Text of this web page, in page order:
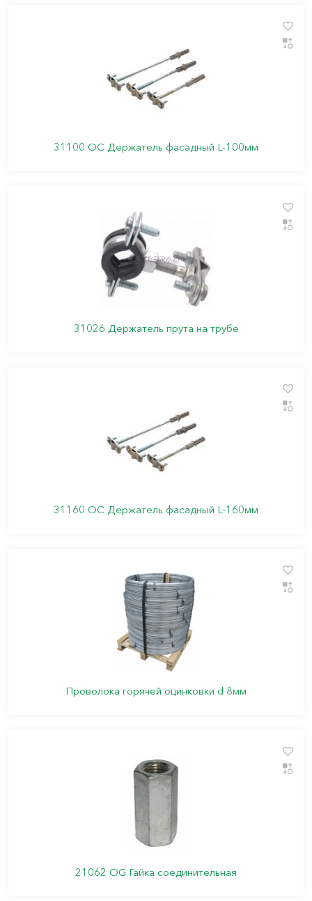
31100 ОC Держатель фасадный L-100мм
31026 Держатель прута на трубе
31160 ОС Держатель фасадный L-160мм
Проволока горячей оцинковки d 8мм
21062 OG Гайка соединительная